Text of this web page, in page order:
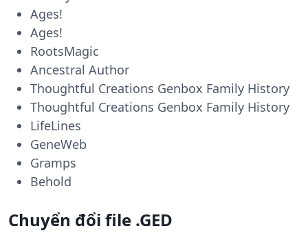
Ages!
Ages!
RootsMagic
Ancestral Author
Thoughtful Creations Genbox Family History
Thoughtful Creations Genbox Family History
LifeLines
GeneWeb
Gramps
Behold
Chuyển đổi file .GED